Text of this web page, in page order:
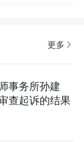
更多
事务所孙建
查起诉的结果